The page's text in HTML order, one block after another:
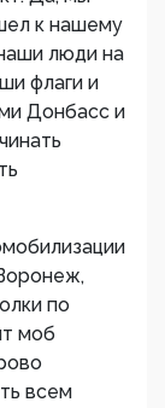
к нашему
люди на
флаги и
Донбасс и
по
моб
всем